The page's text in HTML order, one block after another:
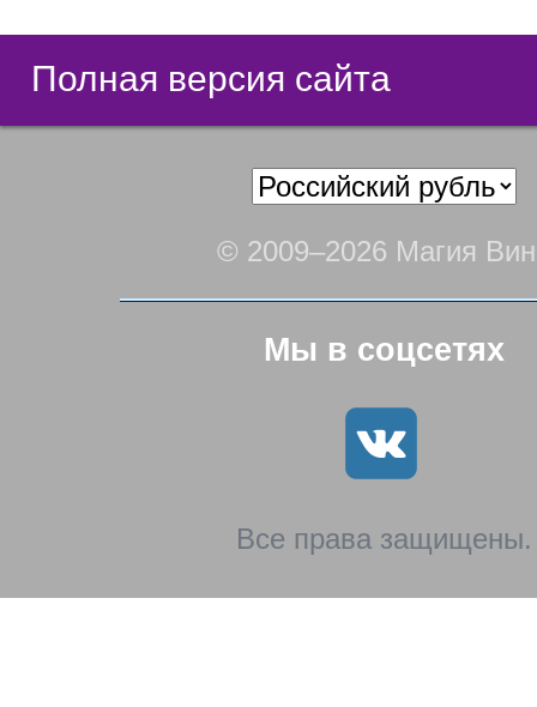
Полная версия сайта
© 2009–2026 Магия
Мы в соцсетях
Все права защищены.